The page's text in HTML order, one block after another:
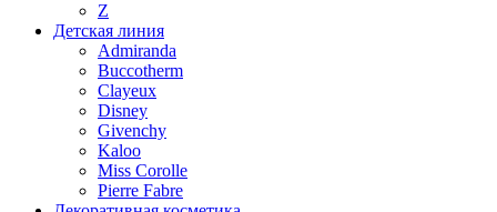
Z
Детская линия
Admiranda
Buccotherm
Clayeux
Disney
Givenchy
Kaloo
Miss Corolle
Pierre Fabre